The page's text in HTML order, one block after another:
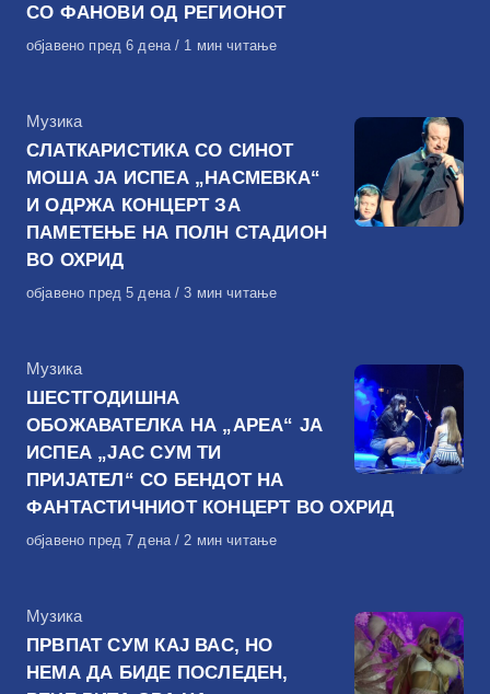
СО ФАНОВИ ОД РЕГИОНОТ
Објавено
објавено пред 6 дена 1 мин читање
КАтегорија
Музика
СЛАТКАРИСТИКА СО СИНОТ
МОША ЈА ИСПЕА „НАСМЕВКА“
И ОДРЖА КОНЦЕРТ ЗА
ПАМЕТЕЊЕ НА ПОЛН СТАДИОН
ВО ОХРИД
Објавено
објавено пред 5 дена 3 мин читање
КАтегорија
Музика
ШЕСТГОДИШНА
ОБОЖАВАТЕЛКА НА „АРЕА“ ЈА
ИСПЕА „ЈАС СУМ ТИ
ПРИЈАТЕЛ“ СО БЕНДОТ НА
ФАНТАСТИЧНИОТ КОНЦЕРТ ВО ОХРИД
Објавено
објавено пред 7 дена 2 мин читање
КАтегорија
Музика
ПРВПАТ СУМ КАЈ ВАС, НО
НЕМА ДА БИДЕ ПОСЛЕДЕН,